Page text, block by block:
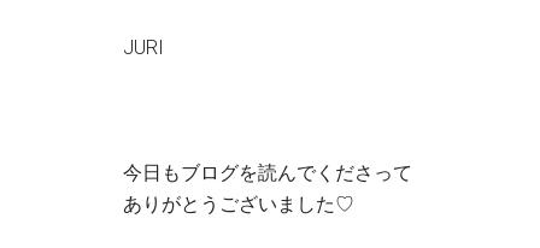
JURI
今日もブログを読んでくださって
ありがとうございました♡